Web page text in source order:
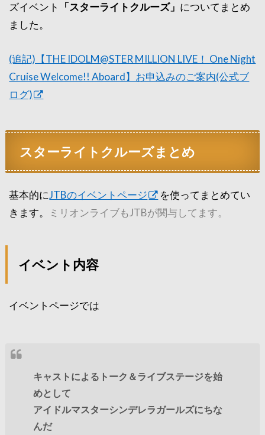
ズイベント
「スターライトクルーズ」 についてまとめ
ました。
(追記)【THE IDOLM@STER MILLION LIVE！ One Night
Cruise Welcome!! Aboard】お申込みのご案内(公式ブ
ログ)
スターライトクルーズまとめ
基本的にJTBのイベントページ
を使ってまとめてい
きます。
ミリオンライブもJTBが関与してます。
イベント内容
イベントページでは
キャストによるトーク＆ライブステージを始
めとして
アイドルマスターシンデレラガールズにちな
んだ